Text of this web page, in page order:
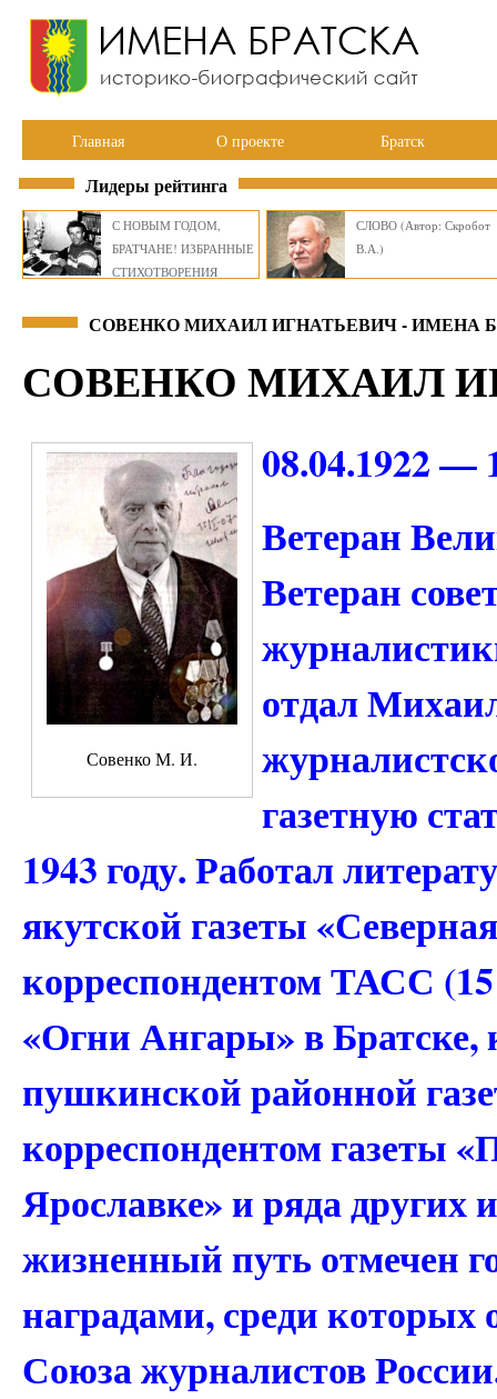
Главная О проекте Братск
Лидеры рейтинга
С НОВЫМ ГОДОМ,
БРАТЧАНЕ! ИЗБРАННЫЕ
СТИХОТВОРЕНИЯ
СЛОВО (Автор: Скробот
В.А.)
СОВЕНКО МИХАИЛ ИГНАТЬЕВИЧ - ИМЕНА
СОВЕНКО МИХАИЛ
Совенко М. И.
08.04.1922 —
Ветеран
Ветеран
отдал
газетную
1943 году. Работал
якутской газеты
корреспондентом ТАСС
«Огни Ангары» в Братске,
пушкинской районной
корреспондентом газеты
Ярославке» и ряда других
жизненный путь отмечен
наградами, среди которых
Союза журналистов